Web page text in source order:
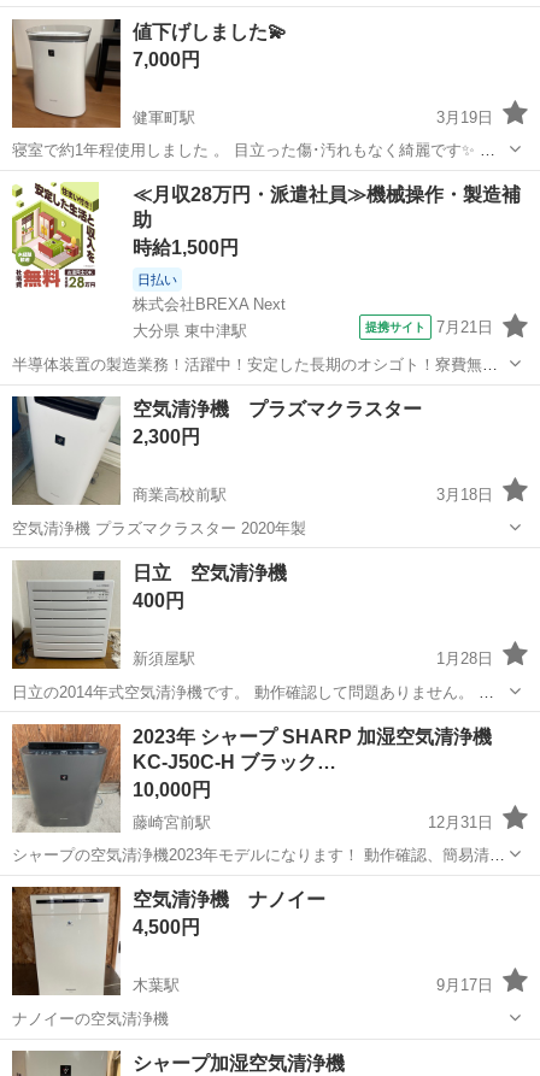
っ越しに伴い間取りが2LDK→1LDKと部屋数が少なくなってしまい1台
余分になるので出品します。 ※フィルター交換必要なのでそちらは別
途購入ください。 購入時期...
熊本 熊本市 蔚山町駅 季節、空調家電
値下げしました💫
7,000円
健軍町駅
3月19日
寝室で約1年程使用しました 。 目立った傷･汚れもなく綺麗です✨ ※
素人にはなりますが再度掃除させて頂いてお渡しします。 ※場所に寄
っては無料配送可 ⚠️ノークレームノーリターンでお願いします
熊本 上益城郡 健軍町駅 季節、空調家電 寝室
≪月収28万円・派遣社員≫機械操作・製造補
助
時給1,500円
日払い
株式会社BREXA Next
大分県 東中津駅
提携サイト 7月21日
半導体装置の製造業務！活躍中！安定した長期のオシゴト！寮費無料
★赴任旅費会社負担◎20代～40代の男性活躍中★未経験活躍中！高時
給1,500円！《大分県中津市》 人気の工場のお仕事 ◇半導体装置内部
のシート製造◇ ＊クリー...
大分 中津市 東中津駅 その他
空気清浄機 プラズマクラスター
2,300円
商業高校前駅
3月18日
空気清浄機 プラズマクラスター 2020年製
熊本 熊本市 商業高校前駅 季節、空調家電
プラズマクラスター
日立 空気清浄機
400円
新須屋駅
1月28日
日立の2014年式空気清浄機です。 動作確認して問題ありません。 よ
ろしくお願い致します。
熊本 熊本市 新須屋駅 季節、空調家電 ありません
2023年 シャープ SHARP 加湿空気清浄機
KC-J50C-H ブラック…
10,000円
藤崎宮前駅
12月31日
シャープの空気清浄機2023年モデルになります！ 動作確認、簡易清掃
済みです。 宜しくお願いいたします。 タバコ、ペットがいない状況で
使用しておりました。
熊本 熊本市 藤崎宮前駅 季節、空調家電
空気清浄機 ナノイー
4,500円
木葉駅
9月17日
ナノイーの空気清浄機
熊本 山鹿市 木葉駅 季節、空調家電
シャープ加湿空気清浄機